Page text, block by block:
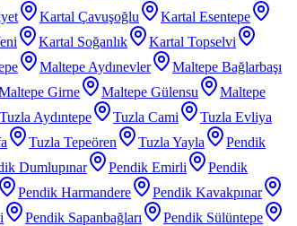
Kartal Çavuşoğlu
Kartal Esentepe
Kartal Soğanlık
Kartal Topselvi
Maltepe Aydınevler
Maltepe Bağlarbaşı
Girne Maltepe Gülensu
Maltepe
Tuzla Aydıntepe Tuzla Cami
Tuzla Evliya
Tuzla Tepeören Tuzla Yayla
Pendik
Dumlupınar Pendik Emirli
Pendik
Pendik Harmandere
Pendik Kavakpınar
Pendik Sapanbağları
Pendik Sülüntepe